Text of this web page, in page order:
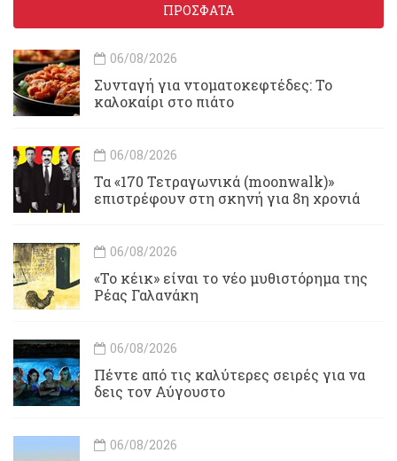
ΠΡΟΣΦΑΤΑ
06/08/2026
Συνταγή για ντοματοκεφτέδες: Το
καλοκαίρι στο πιάτο
06/08/2026
Τα «170 Τετραγωνικά (moonwalk)»
επιστρέφουν στη σκηνή για 8η χρονιά
06/08/2026
«Το κέικ» είναι το νέο μυθιστόρημα της
Ρέας Γαλανάκη
06/08/2026
Πέντε από τις καλύτερες σειρές για να
δεις τον Αύγουστο
06/08/2026